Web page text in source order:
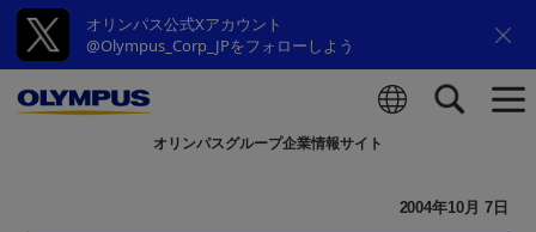
オリンパス公式Xアカウント
@Olympus_Corp_JPをフォローしよう
オリンパスグループ企業情報サイト
2004年10月 7日